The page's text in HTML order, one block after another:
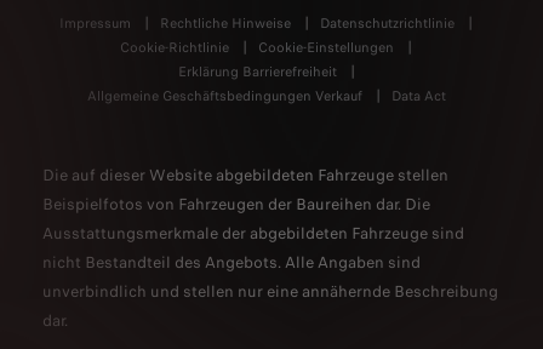
Impressum Rechtliche Hinweise
Datenschutzrichtlinie
Cookie-Richtlinie
Cookie-Einstellungen
Erklärung Barrierefreiheit
Allgemeine Geschäftsbedingungen Verkauf
Data Act
Die auf dieser Website abgebildeten Fahrzeuge stellen
Beispielfotos von Fahrzeugen der Baureihen dar. Die
Ausstattungsmerkmale der abgebildeten Fahrzeuge sind
nicht Bestandteil des Angebots. Alle Angaben sind
unverbindlich und stellen nur eine annähernde Beschreibung
dar.